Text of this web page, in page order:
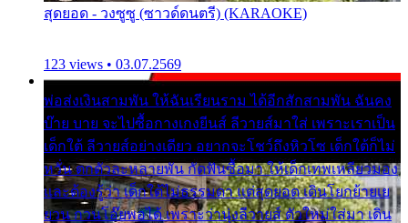
สุดยอด - วงซูซู (ซาวด์ดนตรี) (KARAOKE)
123 views • 03.07.2569
พ่อส่งเงินสามพัน ให้ฉันเรียนราม ได้อีกสักสามพัน ฉันคง
บ๊าย บาย จะไปซื้อกางเกงยีนส์ ลีวายส์มาใส่ เพราะเราเป็น
เด็กใต้ ลีวายส์อย่างเดียว อยากจะโชว์ถึงหิวโซ เด็กใต้ก็ไม่
หวั่น ตกตัวละหลายพัน กัดฟันซื้อมา ให้เด็กเทพเหลียวมอง
และต้องรู้ว่า เด็กใต้ไม่ธรรมดา แต่สุดยอด เดินโยกย้ายเย
ยวน กวนโอ๊ยพอได้ เพราะว่านุ่งลีวายส์ ตัวใหม่ใส่มา เดิน